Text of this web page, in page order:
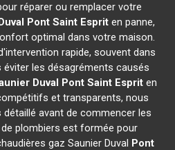
réparer ou remplacer votre
Pont Saint Esprit en panne,
optimal dans votre maison.
rapide, souvent dans
éviter les désagréments causés
Duval Pont Saint Esprit en
et transparents, nous
avant de commencer les
plombiers est formée pour
gaz Saunier Duval Pont